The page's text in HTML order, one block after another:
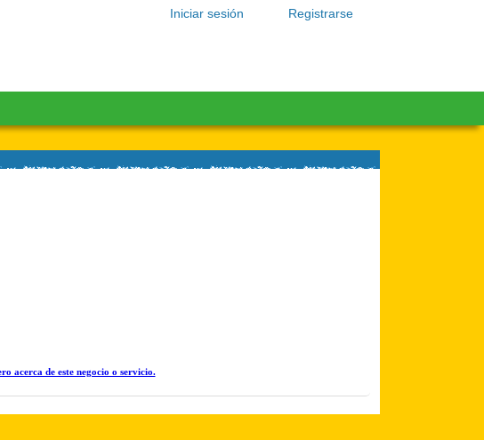
Registrarse
Iniciar sesión
acerca de este negocio o servicio.